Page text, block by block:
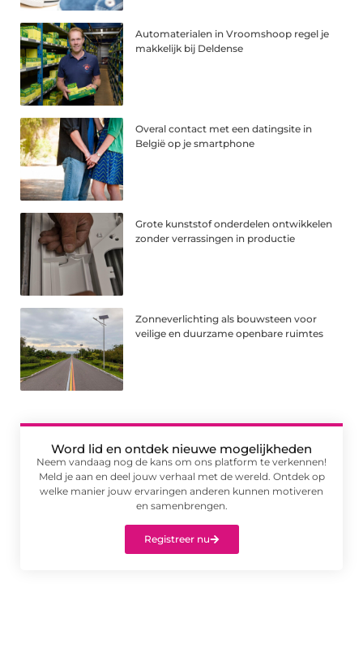
Automaterialen in Vroomshoop regel je
makkelijk bij Deldense
Overal contact met een datingsite in
België op je smartphone
Grote kunststof onderdelen ontwikkelen
zonder verrassingen in productie
Zonneverlichting als bouwsteen voor
veilige en duurzame openbare ruimtes
Word lid en ontdek nieuwe mogelijkheden
Neem vandaag nog de kans om ons platform te verkennen!
Meld je aan en deel jouw verhaal met de wereld. Ontdek op
welke manier jouw ervaringen anderen kunnen motiveren
en samenbrengen.
Registreer nu